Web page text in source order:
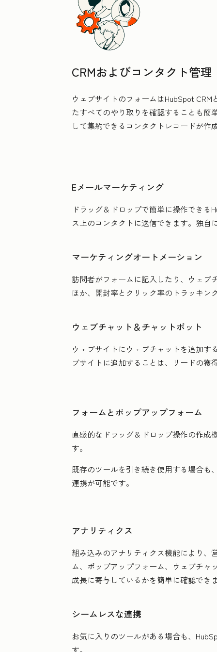
CRMおよびコンタクト管理
ウェブサイトのフォームはHubSpot
たすべてのやり取りを確認することも簡
して集約できるコンタクトレコードが
Eメールマーケティング
ドラッグ＆ドロップで簡単に操作でき
ス上のコンタクトに送信できます。独自
マーケティングオートメーション
訪問者がフォームに記入したり、ウェブ
ほか、開封率とクリック率のトラッキ
ウェブチャット＆チャットボット
ウェブサイトにウェブチャットを追加
ブサイトに追加することは、リードの
フォームとポップアップフォーム
直感的なドラッグ＆ドロップ操作の作成
す。
既存のツールを引き続き使用する場合も
連携が可能です。
アナリティクス
組み込みのアナリティクス機能により、
ム、ポップアップフォーム、ウェブチャ
成長に寄与しているかを簡単に確認でき
シームレスな連携
お気に入りのツールがある場合も、